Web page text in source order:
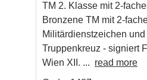
TM 2. Klasse mit 2-
Bronzene TM mit 2-
Militärdienstzeichen und
Truppenkreuz - signiert
Wien XII. ... read more